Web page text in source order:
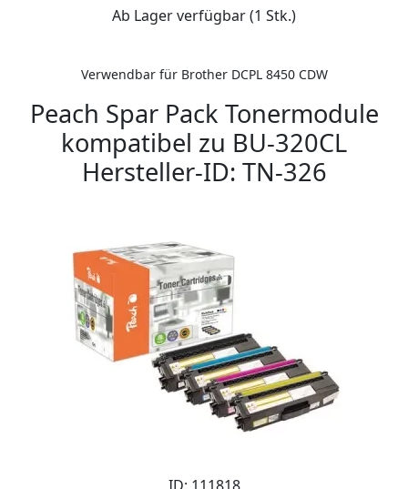
Ab Lager verfügbar (1 Stk.)
Verwendbar für Brother DCPL 8450 CDW
Peach Spar Pack Tonermodule
kompatibel zu BU-320CL
Hersteller-ID: TN-326